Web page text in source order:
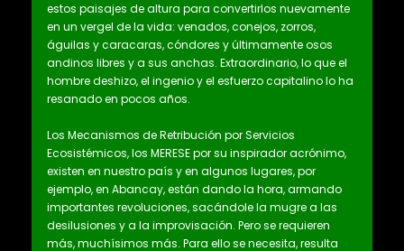
estos paisajes de altura para convertirlos nuevamente
en un vergel de la vida: venados, conejos, zorros,
águilas y caracaras, cóndores y últimamente osos
andinos libres y a sus anchas. Extraordinario, lo que el
hombre deshizo, el ingenio y el esfuerzo capitalino lo ha
resanado en pocos años.
Los Mecanismos de Retribución por Servicios
Ecosistémicos, los MERESE por su inspirador acrónimo,
existen en nuestro país y en algunos lugares, por
ejemplo, en Abancay, están dando la hora, armando
importantes revoluciones, sacándole la mugre a las
desilusiones y a la improvisación. Pero se requieren
más, muchísimos más. Para ello se necesita, resulta